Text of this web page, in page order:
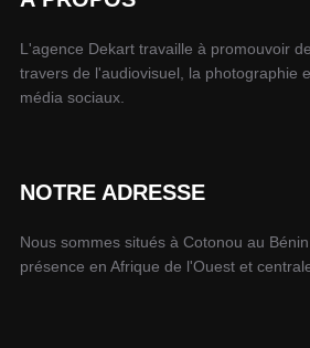
L'agence Dekart travaille à promouvoir
travers de l'audiovisuel, la photographie
média sociaux.
NOTRE ADRESSE
Nous sommes situés à Cotonou au
présence en Afrique de l'Ouest et